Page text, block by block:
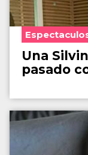
Una
pasado